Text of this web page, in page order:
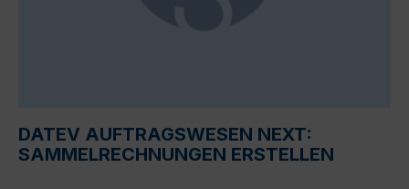
DATEV AUFTRAGSWESEN NEXT:
SAMMELRECHNUNGEN ERSTELLEN